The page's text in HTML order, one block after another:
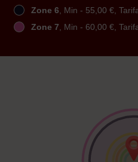
Zone 6, Min - 55,00 €,
Zone 7, Min - 60,00 €,